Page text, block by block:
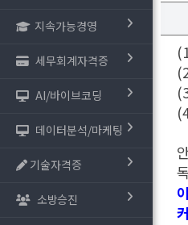
지속가능경영
세무회계자격증
AI/바이브코딩
데이터분석/마케팅
기술자격증
소방승진